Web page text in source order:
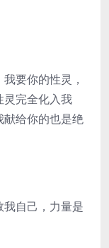
要你的性灵，
灵完全化入我
给你的也是绝
自己，力量是